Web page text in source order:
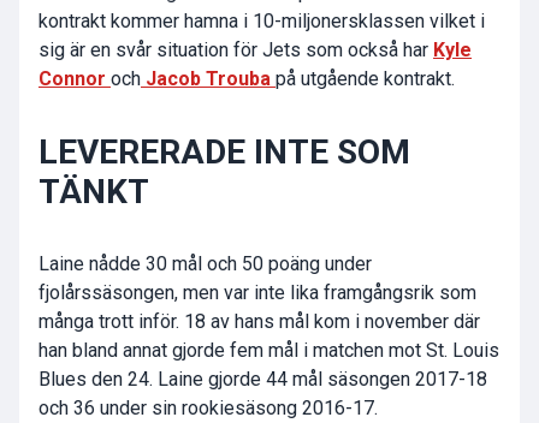
kontrakt kommer hamna i 10-miljonersklassen vilket i
sig är en svår situation för Jets som också har Kyle
Connor och Jacob Trouba på utgående kontrakt.
LEVERERADE INTE SOM
TÄNKT
Laine nådde 30 mål och 50 poäng under
fjolårssäsongen, men var inte lika framgångsrik som
många trott inför. 18 av hans mål kom i november där
han bland annat gjorde fem mål i matchen mot St. Louis
Blues den 24. Laine gjorde 44 mål säsongen 2017-18
och 36 under sin rookiesäsong 2016-17.